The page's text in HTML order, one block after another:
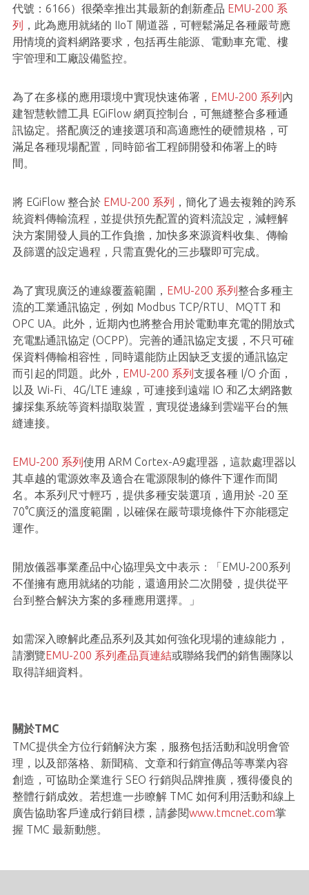
代號：6166）很榮幸推出其最新的創新產品 EMU-200 系
列
，此為應用就緒的 IIoT 閘道器，可輕鬆滿足各種嚴苛應
用情境的資料網路要求，包括再生能源、電動車充電、樓
宇管理和工廠設備監控。
為了在多樣的應用環境中實現快速佈署， EMU-200 系列 內
建智慧軟體工具 EGiFlow 網頁控制台，可無縫整合多種通
訊協定。搭配廣泛的連接選項和高適應性的硬體規格，可
滿足各種現場配置，同時節省工程師開發和佈署上的時
間。
將 EGiFlow 整合於 EMU-200 系列
，簡化了過去複雜的跨系
統資料傳輸流程，並提供預先配置的資料流設定，減輕解
決方案開發人員的工作負擔，加快多來源資料收集、傳輸
及篩選的設定過程，只需直覺化的三步驟即可完成。
為了實現廣泛的連線覆蓋範圍， EMU-200 系列 整合多種主
流的工業通訊協定，例如 Modbus TCP/RTU、MQTT 和
OPC UA。此外，近期內也將整合用於電動車充電的開放式
充電點通訊協定 (OCPP)。完善的通訊協定支援，不只可確
保資料傳輸相容性，同時還能防止因缺乏支援的通訊協定
而引起的問題。此外， EMU-200 系列 支援各種 I/O 介面，
以及 Wi-Fi、4G/LTE 連線，可連接到遠端 IO 和乙太網路數
據採集系統等資料擷取裝置，實現從邊緣到雲端平台的無
縫連接。
EMU-200 系列 使用 ARM Cortex-A9處理器，這款處理器以
其卓越的電源效率及適合在電源限制的條件下運作而聞
名。本系列尺寸輕巧，提供多種安裝選項，適用於 -20 至
70°C廣泛的溫度範圍，以確保在嚴苛環境條件下亦能穩定
運作。
開放儀器事業產品中心協理吳文中表示：「EMU-200系列
不僅擁有應用就緒的功能，還適用於二次開發，提供從平
台到整合解決方案的多種應用選擇。」
如需深入瞭解此產品系列及其如何強化現場的連線能力，
請瀏覽 EMU-200 系列產品頁連結或聯絡我們的銷售團隊以
取得詳細資料。
關於TMC
TMC提供全方位行銷解決方案，服務包括活動和說明會管
理，以及部落格、新聞稿、文章和行銷宣傳品等專業內容
創造，可協助企業進行 SEO 行銷與品牌推廣，獲得優良的
整體行銷成效。若想進一步瞭解 TMC 如何利用活動和線上
廣告協助客戶達成行銷目標，請參閱www.tmcnet.com掌
握 TMC 最新動態。